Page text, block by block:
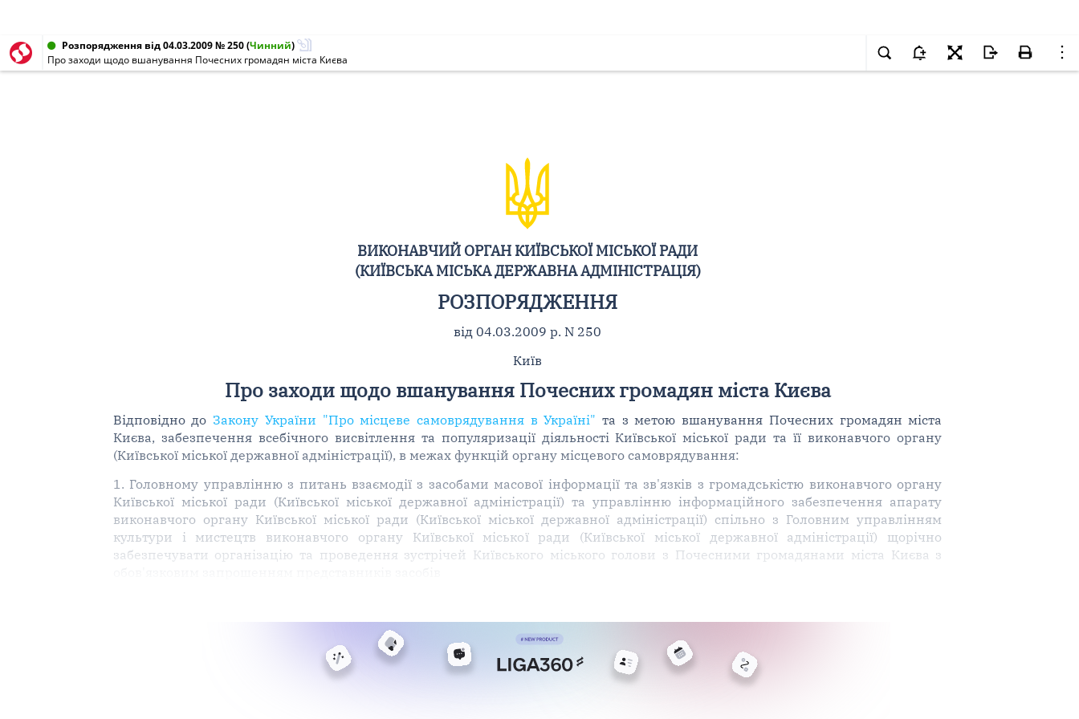
Розпорядження від 04.03.2009 № 250(Чинний)
Про заходи щодо вшанування Почесних громадян міста Києва
ВИКОНАВЧИЙ ОРГАН КИЇВСЬКОЇ МІСЬКОЇ РАДИ
(КИЇВСЬКА МІСЬКА ДЕРЖАВНА АДМІНІСТРАЦІЯ)
РОЗПОРЯДЖЕННЯ
від 04.03.2009 р. N 250
Київ
Про заходи щодо вшанування Почесних громадян міста Києва
Відповідно до Закону України "Про місцеве самоврядування в Україні" та з метою вшанування Почесних громадян міста
Києва, забезпечення всебічного висвітлення та популяризації діяльності Київської міської ради та її виконавчого органу
(Київської міської державної адміністрації), в межах функцій органу місцевого самоврядування:
1. Головному управлінню з питань взаємодії з засобами масової інформації та зв'язків з громадськістю виконавчого органу
Київської міської ради (Київської міської державної адміністрації) та управлінню інформаційного забезпечення апарату
виконавчого органу Київської міської ради (Київської міської державної адміністрації) спільно з Головним управлінням
культури і мистецтв виконавчого органу Київської міської ради (Київської міської державної адміністрації) щорічно
забезпечувати організацію та проведення зустрічей Київського міського голови з Почесними громадянами міста Києва з